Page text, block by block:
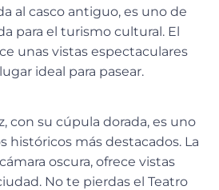
al casco antiguo, es uno de
para el turismo cultural. El
unas vistas espectaculares
ideal para pasear.
con su cúpula dorada, es uno
históricos más destacados. La
oscura, ofrece vistas
. No te pierdas el Teatro